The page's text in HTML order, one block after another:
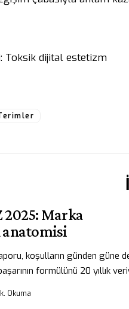
Toksik dijital estetizm
2025: Marka
koşulların günden güne
formülünü 20 yıllık
Okuma